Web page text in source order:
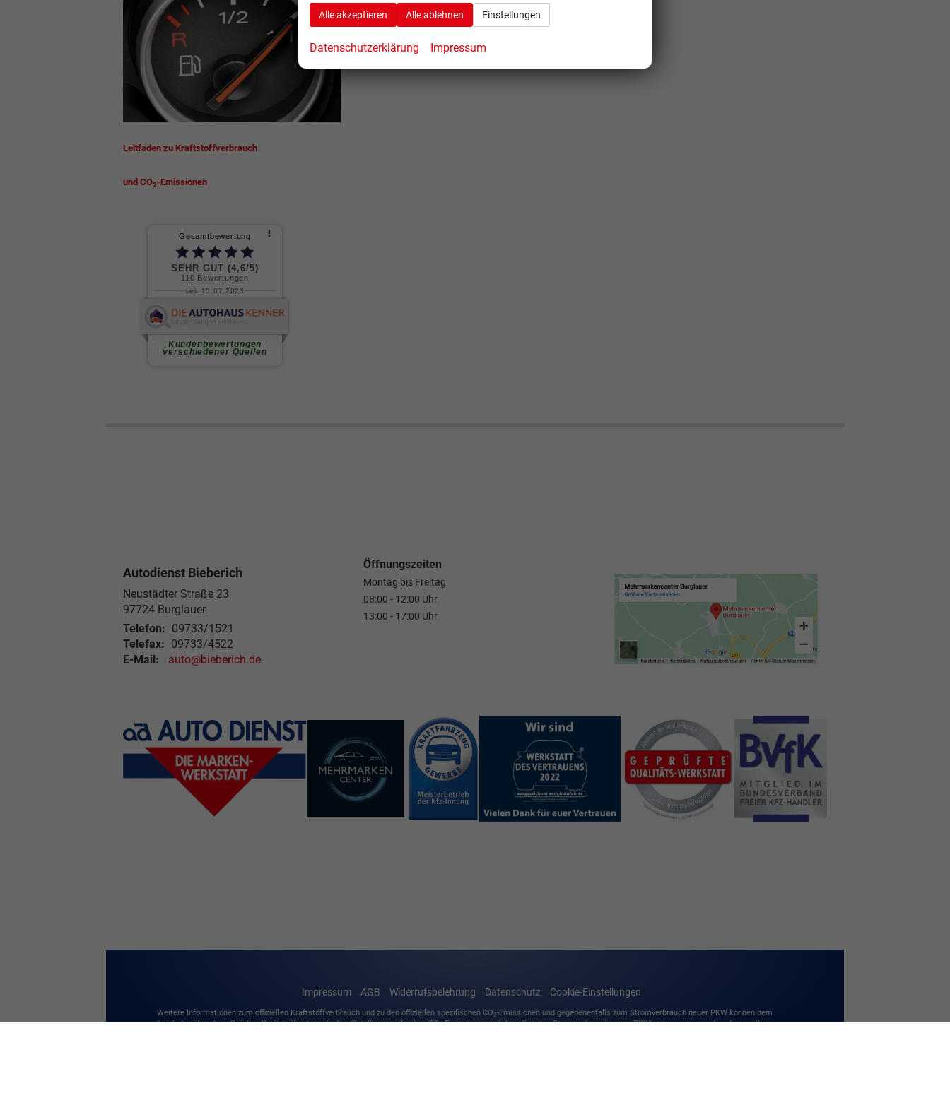
Leitfaden zu Kraftstoffverbrauch
und CO2-Emissionen
Autodienst Bieberich
Neustädter Straße 23
97724 Burglauer
Telefon: 09733/1521
Telefax: 09733/4522
E-Mail:
auto@bieberich.de
Öffnungszeiten
Montag bis Freitag
08:00 - 12:00 Uhr
13:00 - 17:00 Uhr
Impressum AGB Widerrufsbelehrung Datenschutz Cookie-Einstellungen
Weitere Informationen zum offiziellen Kraftstoffverbrauch und zu den offiziellen spezifischen CO2-Emissionen und gegebenenfalls zum Stromverbrauch neuer PKW können dem
'Leitfaden über den offiziellen Kraftstoffverbrauch, die offiziellen spezifischen CO -Emissionen und den offiziellen Stromverbrauch neuer PKW' entnommen werden, der an allen
Alle akzeptieren Alle ablehnen Einstellungen
Datenschutzerklärung Impressum